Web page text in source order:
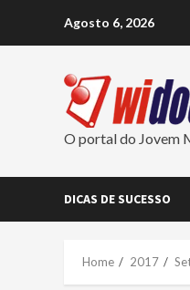
Agosto 6, 2026
O portal do Jovem
DICAS DE SUCESSO
Home 2017